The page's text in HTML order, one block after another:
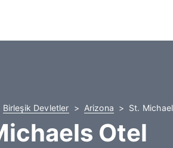
Birleşik Devletler Arizona St.
Otel